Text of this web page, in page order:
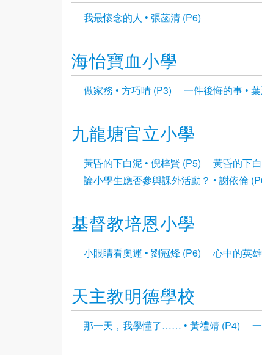
我最懷念的人 • 張菡清 (P6)
海怡寶血小學
做家務 • 方巧晴 (P3) 一件後悔的事 •
九龍塘官立小學
黃昏的下白泥 • 倪梓賢 (P5) 黃昏的下
論小學生應否參與課外活動？ • 謝依倫
基督教培恩小學
小眼睛看奧運 • 劉冠烽 (P6) 心中的英
天主教明德學校
那一天，我學懂了…… • 黃禮靖 (P4)